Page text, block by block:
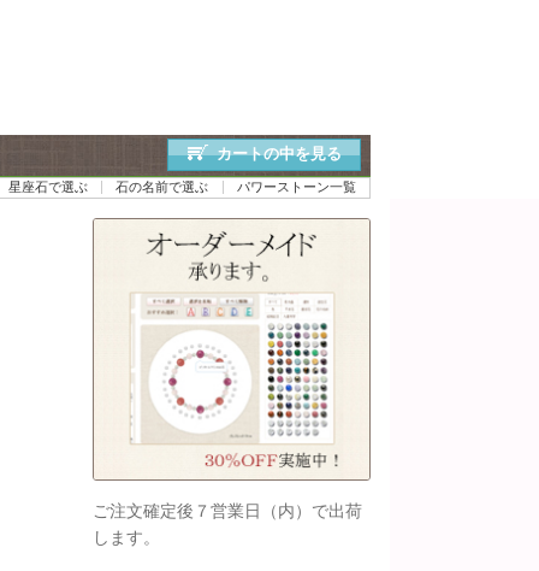
カートの中を見る
星座石で選ぶ 石の名前で選ぶ パワーストーン一覧
ご注文確定後７営業日（内）で出荷
します。